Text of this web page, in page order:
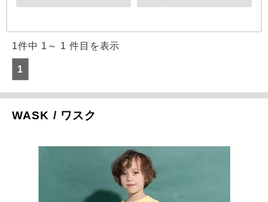
1件中 1～ 1 件目を表示
1
WASK / ワスク